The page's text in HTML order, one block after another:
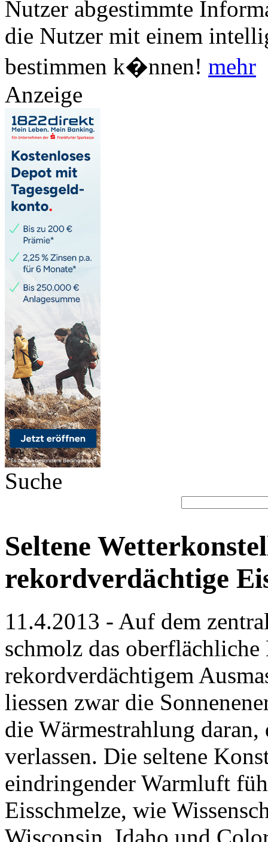
Nutzer abgestimmte
die Nutzer mit einem
bestimmen k�nnen! mehr
Anzeige
Suche
Seltene
rekordverdächtige
11.4.2013 - Auf dem
schmolz das
rekordverdächtigem
liessen zwar die
die Wärmestrahlung
verlassen. Die seltene
eindringender Warmluft
Eisschmelze, wie
Wisconsin, Idaho und